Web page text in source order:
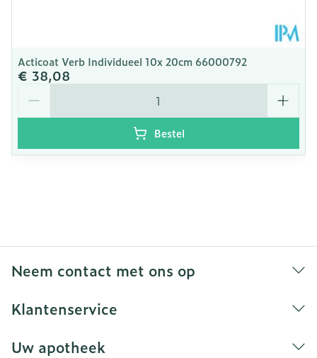
Acticoat Verb Individueel 10x 20cm 66000792
€ 38,08
Bestel
Neem contact met ons op
Klantenservice
Uw apotheek